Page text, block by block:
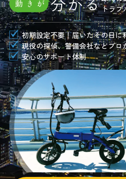
トラブ
初期設定不要！届いたその日に
現役の探偵、警備会社などプロ
安心のサポート体制